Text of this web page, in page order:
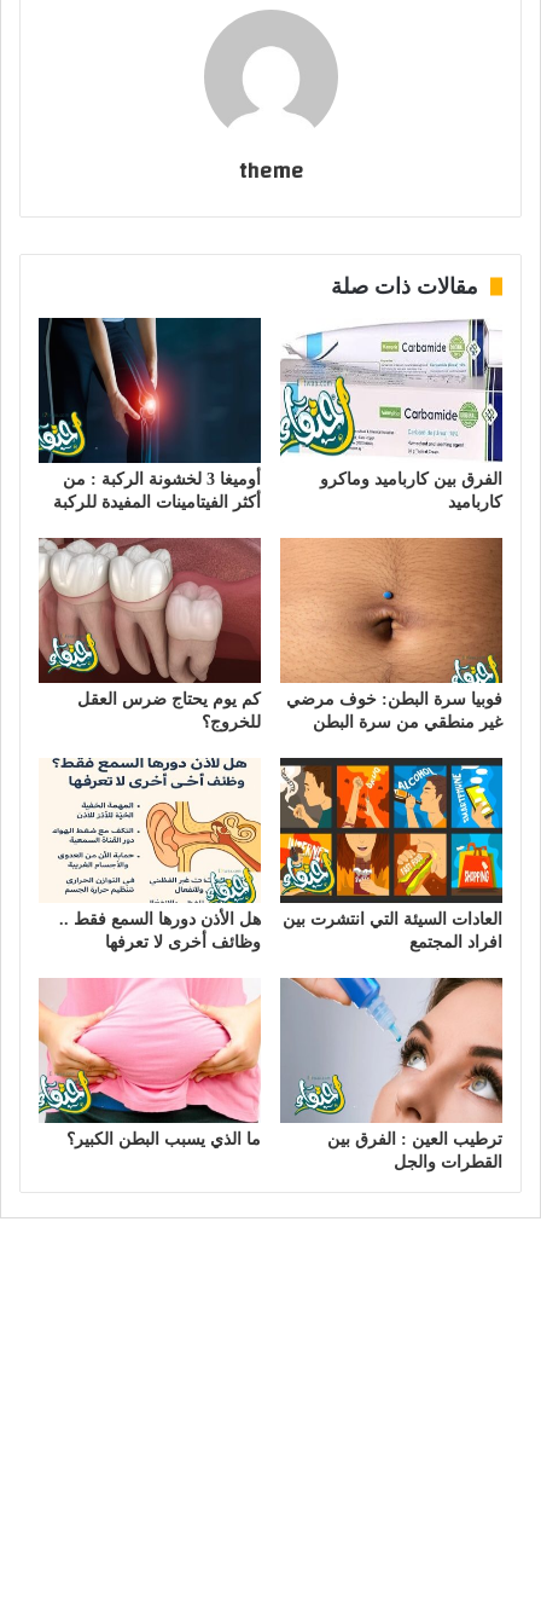
theme
مقالات ذات صلة
الفرق بين كارباميد وماكرو
كارباميد
أوميغا 3 لخشونة الركبة : من
أكثر الفيتامينات المفيدة للركبة
فوبيا سرة البطن: خوف مرضي
غير منطقي من سرة البطن
كم يوم يحتاج ضرس العقل
للخروج؟
العادات السيئة التي انتشرت بين
افراد المجتمع
هل الأذن دورها السمع فقط ..
وظائف أخرى لا تعرفها
ترطيب العين : الفرق بين
القطرات والجل
ما الذي يسبب البطن الكبير؟